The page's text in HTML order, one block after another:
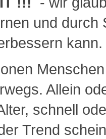
und
kann.
Allein
schnell
Trend